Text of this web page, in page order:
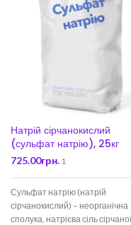
Натрій сірчанокислий
(сульфат натрію), 25кг
725.00грн. 1
Сульфат натрію (натрій
сірчанокислий) – неорганічна
сполука, натрієва сіль сірчаної